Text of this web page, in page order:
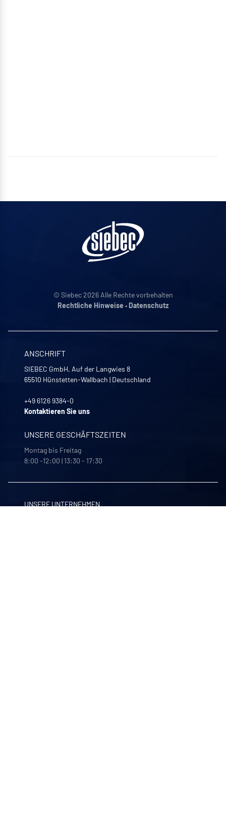
© Siebec 2026 Alle Rechte vorbehalten
Rechtliche Hinweise • Datenschutz
ANSCHRIFT
SIEBEC GmbH, Auf der Langwies 8
65510 Hünstetten-Wallbach | Deutschland
+49 6126 9384-0
Kontaktieren Sie uns
UNSERE GESCHÄFTSZEITEN
Montag bis Freitag
8:00 -12:00 | 13:30 - 17:30
UNSERE UNTERNEHMEN